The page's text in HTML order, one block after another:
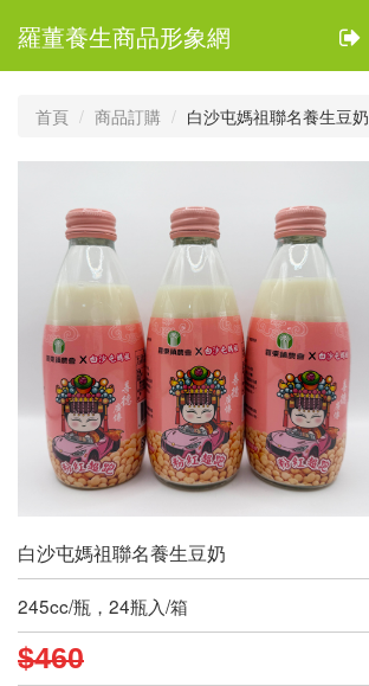
羅董養生商品形象網
首頁 商品訂購 白沙屯媽祖聯名養生豆奶
白沙屯媽祖聯名養生豆奶
245cc/瓶，24瓶入/箱
$460